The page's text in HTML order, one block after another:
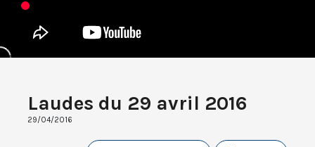
Laudes du 29 avril 2016
29/04/2016